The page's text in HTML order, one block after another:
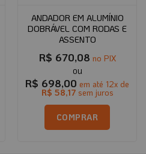
ANDADOR EM ALUMÍNIO
DOBRÁVEL COM RODAS E
ASSENTO
R$ 670,08 no PIX
R$ 698,00 em até 12x de
R$ 58,17sem juros
COMPRAR